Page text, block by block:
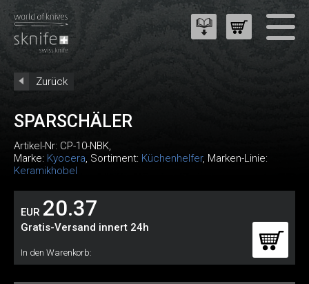
Zurück
SPARSCHÄLER
Artikel-Nr: CP-10-NBK,
Marke: Kyocera, Sortiment: Küchenhelfer, Marken-Linie:
Keramikhobel
EUR 20.37
Gratis-Versand innert 24h
In den Warenkorb: